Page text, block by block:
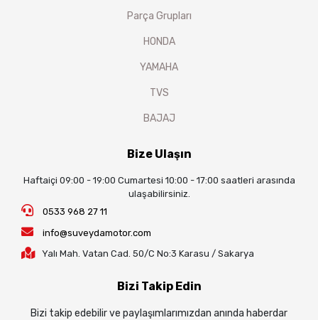
Parça Grupları
HONDA
YAMAHA
TVS
BAJAJ
Bize Ulaşın
Haftaiçi 09:00 - 19:00 Cumartesi 10:00 - 17:00 saatleri arasında
ulaşabilirsiniz.
0533 968 27 11
info@suveydamotor.com
Yalı Mah. Vatan Cad. 50/C No:3 Karasu / Sakarya
Bizi Takip Edin
Bizi takip edebilir ve paylaşımlarımızdan anında haberdar